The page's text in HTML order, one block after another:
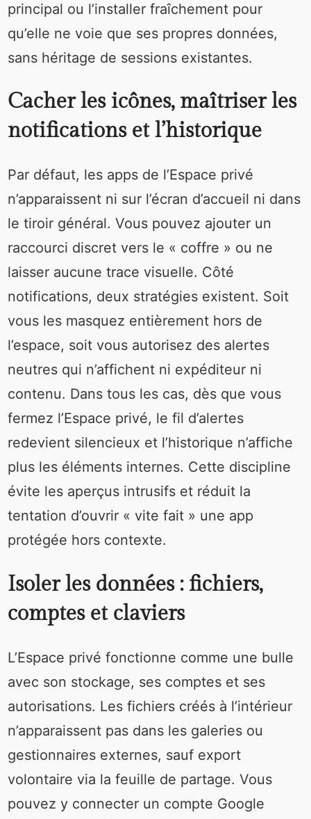
principal ou l’installer fraîchement pour
qu’elle ne voie que ses propres données,
sans héritage de sessions existantes.
Cacher les icônes, maîtriser les
notifications et l’historique
Par défaut, les apps de l’Espace privé
n’apparaissent ni sur l’écran d’accueil ni dans
le tiroir général. Vous pouvez ajouter un
raccourci discret vers le « coffre » ou ne
laisser aucune trace visuelle. Côté
notifications, deux stratégies existent. Soit
vous les masquez entièrement hors de
l’espace, soit vous autorisez des alertes
neutres qui n’affichent ni expéditeur ni
contenu. Dans tous les cas, dès que vous
fermez l’Espace privé, le fil d’alertes
redevient silencieux et l’historique n’affiche
plus les éléments internes. Cette discipline
évite les aperçus intrusifs et réduit la
tentation d’ouvrir « vite fait » une app
protégée hors contexte.
Isoler les données : fichiers,
comptes et claviers
L’Espace privé fonctionne comme une bulle
avec son stockage, ses comptes et ses
autorisations. Les fichiers créés à l’intérieur
n’apparaissent pas dans les galeries ou
gestionnaires externes, sauf export
volontaire via la feuille de partage. Vous
pouvez y connecter un compte Google